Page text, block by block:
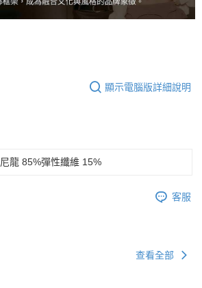
顯示電腦版詳細說明
尼龍 85%彈性纖維 15%
客服
查看全部